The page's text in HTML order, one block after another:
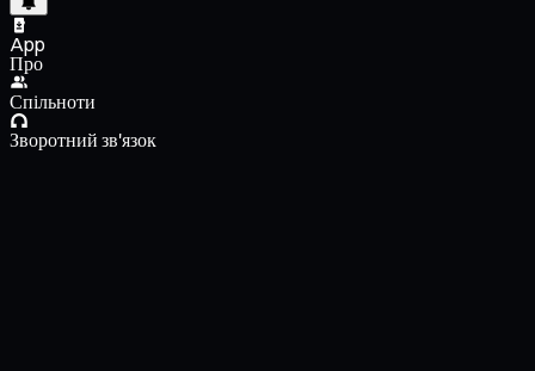
App
Про
Спільноти
Зворотний зв'язок